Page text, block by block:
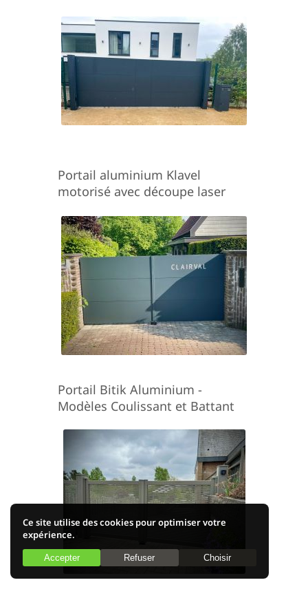
Portail aluminium Klavel
motorisé avec découpe laser
Portail Bitik Aluminium -
Modèles Coulissant et Battant
Ce site utilise des cookies pour optimiser votre
expérience.
Accepter Refuser Choisir